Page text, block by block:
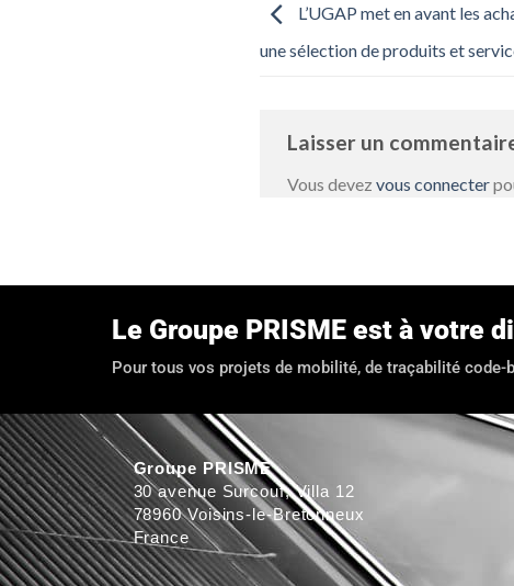
L’UGAP met en avant les
une sélection de produits et
Laisser un
Vous devez vous connecter
Le Groupe PRISME est à votre
Pour tous vos projets de mobilité, de traçabilité
Groupe PRISME
30 avenue Surcouf, Villa 12
78960 Voisins-le-Bretonneux
France